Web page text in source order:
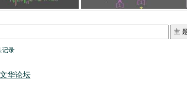
记录
华论坛